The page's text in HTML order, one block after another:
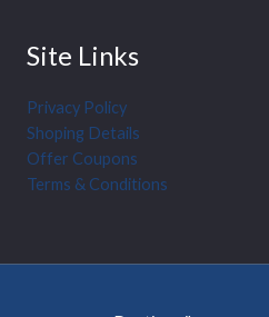
Site Links
Privacy Policy
Shoping Details
Offer Coupons
Terms & Conditions